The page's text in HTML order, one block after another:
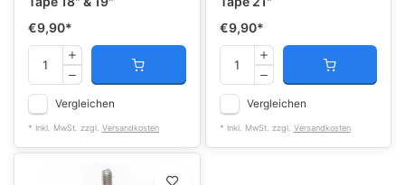
€9,90*
Vergleichen
* Inkl. MwSt. zzgl. Versandkosten
€9,90*
Vergleichen
* Inkl. MwSt. zzgl. Versandkosten